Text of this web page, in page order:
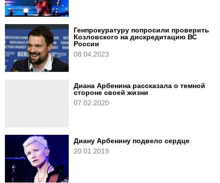
Генпрокуратуру попросили проверить
Козловского на дискредитацию ВС
России
08.04.2023
Диана Арбенина рассказала о темной
стороне своей жизни
07.02.2020
Диану Арбенину подвело сердце
20.01.2019